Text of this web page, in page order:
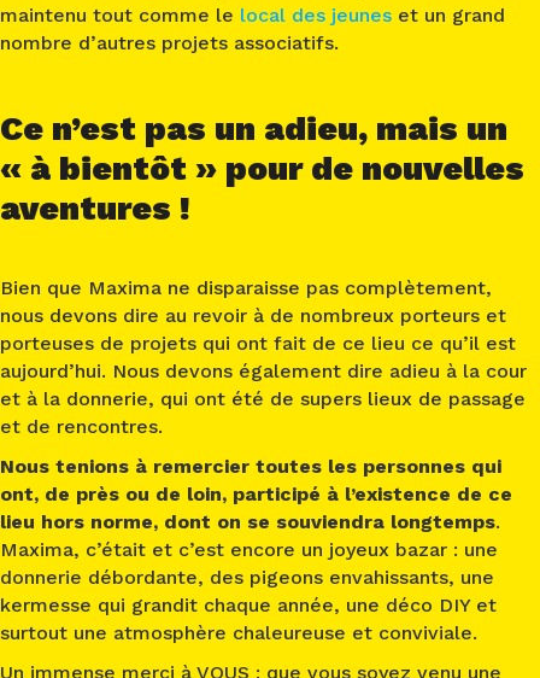
maintenu tout comme le local des jeunes et un grand
nombre d’autres projets associatifs.
Ce n’est pas un adieu, mais un
« à bientôt » pour de nouvelles
aventures !
Bien que Maxima ne disparaisse pas complètement,
nous devons dire au revoir à de nombreux porteurs et
porteuses de projets qui ont fait de ce lieu ce qu’il est
aujourd’hui. Nous devons également dire adieu à la cour
et à la donnerie, qui ont été de supers lieux de passage
et de rencontres.
Nous tenions à remercier toutes les personnes qui
ont, de près ou de loin, participé à l’existence de ce
lieu hors norme, dont on se souviendra longtemps.
Maxima, c’était et c’est encore un joyeux bazar : une
donnerie débordante, des pigeons envahissants, une
kermesse qui grandit chaque année, une déco DIY et
surtout une atmosphère chaleureuse et conviviale.
Un immense merci à VOUS : que vous soyez venu une